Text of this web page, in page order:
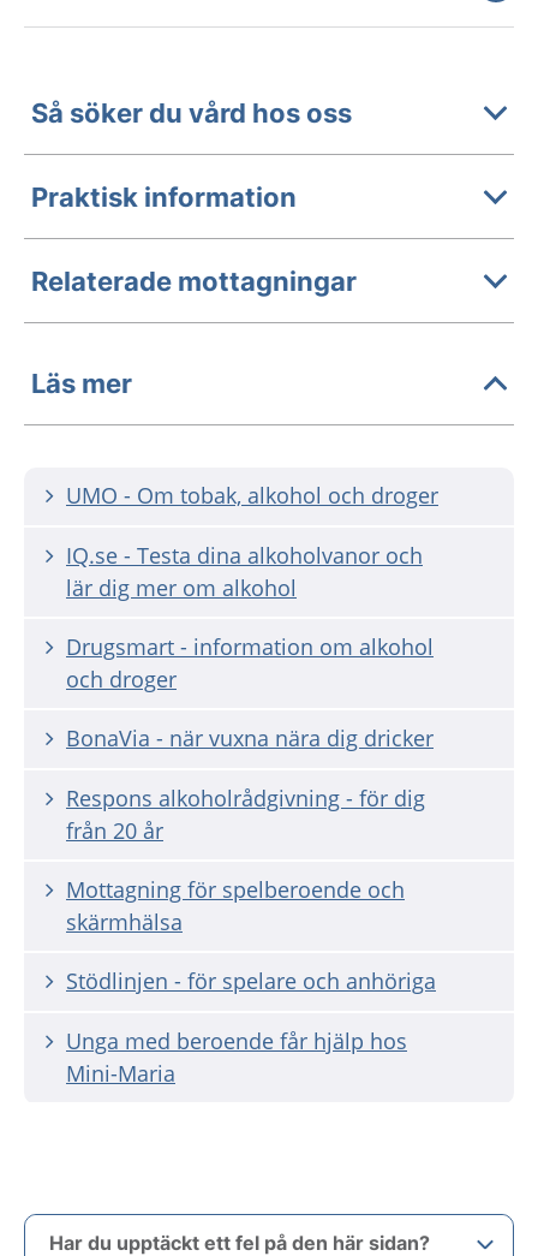
Så söker du vård hos oss
Praktisk information
Relaterade mottagningar
Läs mer
UMO - Om tobak, alkohol och droger
IQ.se - Testa dina alkoholvanor och
lär dig mer om alkohol
Drugsmart - information om alkohol
och droger
BonaVia - när vuxna nära dig dricker
Respons alkoholrådgivning - för dig
från 20 år
Mottagning för spelberoende och
skärmhälsa
Stödlinjen - för spelare och anhöriga
Unga med beroende får hjälp hos
Mini-Maria
Har du upptäckt ett fel på den här sidan?